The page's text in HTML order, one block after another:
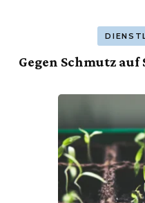
Gegen Schmutz